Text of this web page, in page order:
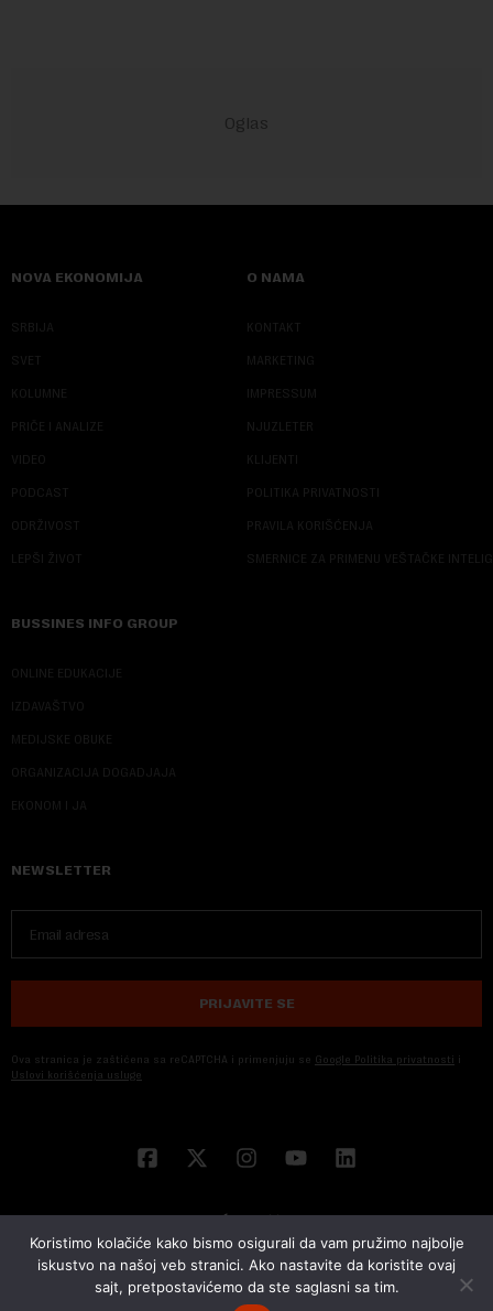
NOVA EKONOMIJA
SRBIJA
SVET
KOLUMNE
PRIČE I ANALIZE
VIDEO
PODCAST
ODRŽIVOST
LEPŠI ŽIVOT
O NAMA
KONTAKT
MARKETING
IMPRESSUM
NJUZLETER
KLIJENTI
POLITIKA PRIVATNOSTI
PRAVILA KORIŠĆENJA
SMERNICE ZA PRIMENU VEŠTAČKE
BUSSINES INFO GROUP
ONLINE EDUKACIJE
IZDAVAŠTVO
MEDIJSKE OBUKE
ORGANIZACIJA DOGADJAJA
EKONOM I JA
NEWSLETTER
PRIJAVITE SE
Ova stranica je zaštićena sa reCAPTCHA i primenjuju se Google Politika privatnosti i
Uslovi korišćenja usluge
© 2026 NOVA EKONOMIJA | SVA PRAVA ZADŽANA | DEVELOPED BY
Koristimo kolačiće kako bismo osigurali da vam pružimo najbolje
iskustvo na našoj veb stranici. Ako nastavite da koristite ovaj
sajt, pretpostavićemo da ste saglasni sa tim.